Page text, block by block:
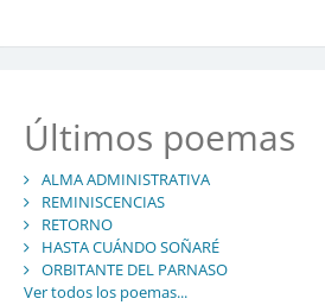
Últimos poemas
ALMA ADMINISTRATIVA
REMINISCENCIAS
RETORNO
HASTA CUÁNDO SOÑARÉ
ORBITANTE DEL PARNASO
Ver todos los poemas...